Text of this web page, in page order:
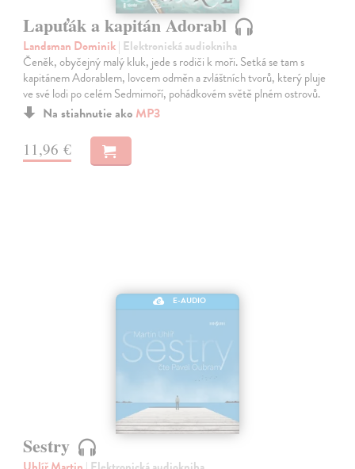
Lapuťák a kapitán Adorabl
Landsman Dominik| Elektronická audiokniha
Čeněk, obyčejný malý kluk, jede s rodiči k moři. Setká se tam s
kapitánem Adorablem, lovcem odměn a zvláštních tvorů, který pluje
ve své lodi po celém Sedmimoří, pohádkovém světě plném ostrovů.
Na stiahnutie ako MP3
11,96 €
E-AUDIO
Sestry